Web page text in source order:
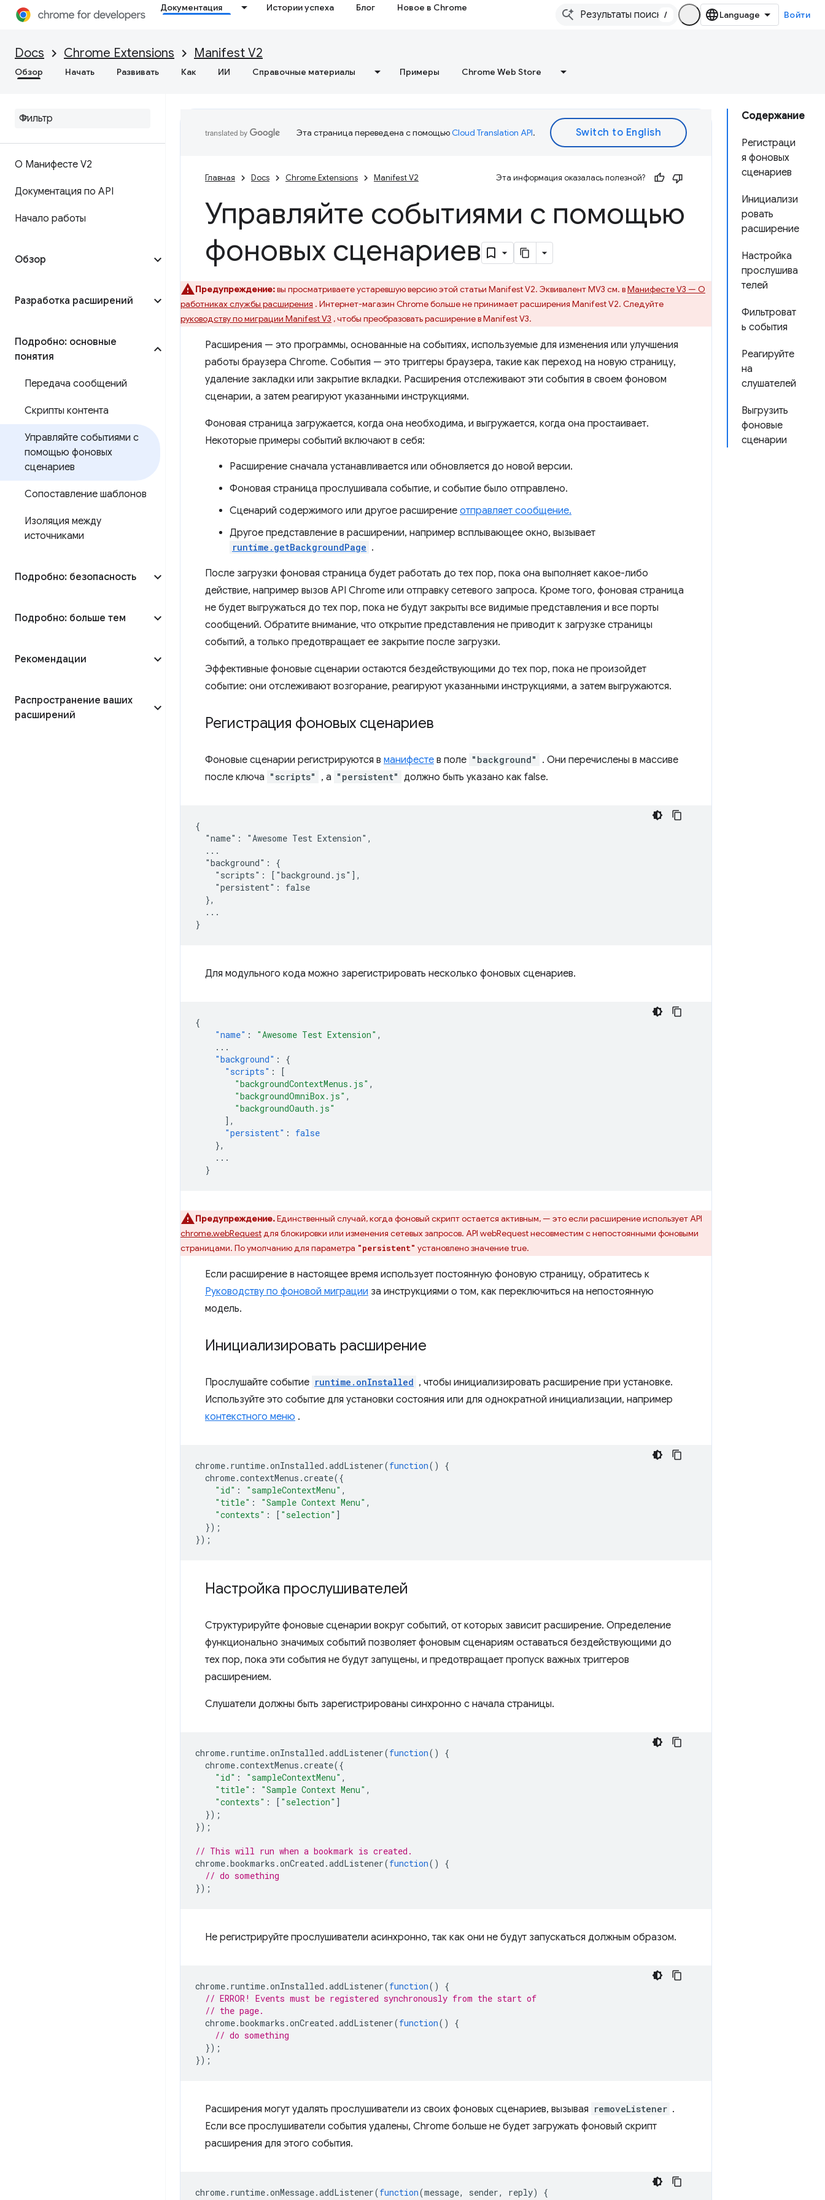
Документация Истории успеха Блог Новое в Chrome
/ Войти
Docs Chrome Extensions Manifest V2
Обзор Начать Развивать Как ИИ Справочные материалы Примеры Chrome Web Store
О Манифесте V2
Документация по API
Начало работы
Обзор
Разработка расширений
Подробно: основные
понятия
Передача сообщений
Скрипты контента
Управляйте событиями с
помощью фоновых
сценариев
Сопоставление шаблонов
Изоляция между
источниками
Подробно: безопасность
Подробно: больше тем
Рекомендации
Распространение ваших
расширений
Содержание
Регистраци
я фоновых
сценариев
Инициализи
ровать
расширение
Настройка
прослушива
телей
Фильтроват
ь события
Реагируйте
на
слушателей
Выгрузить
фоновые
сценарии
Эта страница переведена с помощьюCloud Translation API.
Главная Docs Chrome Extensions Manifest V2 Эта информация оказалась полезной?
Управляйте событиями с помощью
фоновых сценариев
Предупреждение:вы просматриваете устаревшую версию этой статьи Manifest V2. Эквивалент MV3 см. вМанифесте V3 — О
работниках службы расширения . Интернет-магазин Chrome больше не принимает расширения Manifest V2. Следуйте
руководству по миграции Manifest V3 , чтобы преобразовать расширение в Manifest V3.
Расширения — это программы, основанные на событиях, используемые для изменения или улучшения
работы браузера Chrome. События — это триггеры браузера, такие как переход на новую страницу,
удаление закладки или закрытие вкладки. Расширения отслеживают эти события в своем фоновом
сценарии, а затем реагируют указанными инструкциями.
Фоновая страница загружается, когда она необходима, и выгружается, когда она простаивает.
Некоторые примеры событий включают в себя:
Расширение сначала устанавливается или обновляется до новой версии.
Фоновая страница прослушивала событие, и событие было отправлено.
Сценарий содержимого или другое расширение отправляет сообщение.
Другое представление в расширении, например всплывающее окно, вызывает
runtime.getBackgroundPage .
После загрузки фоновая страница будет работать до тех пор, пока она выполняет какое-либо
действие, например вызов API Chrome или отправку сетевого запроса. Кроме того, фоновая страница
не будет выгружаться до тех пор, пока не будут закрыты все видимые представления и все порты
сообщений. Обратите внимание, что открытие представления не приводит к загрузке страницы
событий, а только предотвращает ее закрытие после загрузки.
Эффективные фоновые сценарии остаются бездействующими до тех пор, пока не произойдет
событие: они отслеживают возгорание, реагируют указанными инструкциями, а затем выгружаются.
Регистрация фоновых сценариев
Фоновые сценарии регистрируются в манифесте в поле "background"
. Они перечислены в массиве
после ключа "scripts" , а "persistent" должно быть указано как false.
{
  "name": "Awesome Test Extension",
  ...
  "background": {
    "scripts": ["background.js"],
    "persistent": false
  },
  ...
Для модульного кода можно зарегистрировать несколько фоновых сценариев.
{
"name" : "Awesome Test Extension" ,
...
"background" :
{
"scripts" :
[
"backgroundContextMenus.js" ,
"backgroundOmniBox.js" ,
"backgroundOauth.js"
],
"persistent" :
false
},
...
}
Предупреждение.Единственный случай, когда фоновый скрипт остается активным, — это если расширение использует API
chrome.webRequestдля блокировки или изменения сетевых запросов. API webRequest несовместим с непостоянными фоновыми
страницами. По умолчанию для параметра "persistent" установлено значение true.
Если расширение в настоящее время использует постоянную фоновую страницу, обратитесь к
Руководству по фоновой миграции за инструкциями о том, как переключиться на непостоянную
модель.
Инициализировать расширение
Прослушайте событие runtime.onInstalled , чтобы инициализировать расширение при установке.
Используйте это событие для установки состояния или для однократной инициализации, например
контекстного меню .
chrome. runtime.onInstalled .addListener(function()
{
chrome.contextMenus .create({
"id" : "sampleContextMenu" ,
"title" : "Sample Context Menu" ,
"contexts" : [ "selection" ]
});
});
Настройка прослушивателей
Структурируйте фоновые сценарии вокруг событий, от которых зависит расширение. Определение
функционально значимых событий позволяет фоновым сценариям оставаться бездействующими до
тех пор, пока эти события не будут запущены, и предотвращает пропуск важных триггеров
расширением.
Слушатели должны быть зарегистрированы синхронно с начала страницы.
chrome. runtime.onInstalled .addListener(function()
{
chrome.contextMenus .create({
"id" : "sampleContextMenu" ,
"title" : "Sample Context Menu" ,
"contexts" : [ "selection" ]
});
});
// This will run when a bookmark is created.
chrome.bookmarks .onCreated .addListener(function()
{
// do something
});
Не регистрируйте прослушиватели асинхронно, так как они не будут запускаться должным образом.
chrome. runtime.onInstalled .addListener(function()
{
// ERROR! Events must be registered synchronously from the start of
// the page.
chrome.bookmarks .onCreated .addListener(function()
{
// do something
});
});
Расширения могут удалять прослушиватели из своих фоновых сценариев, вызывая removeListener .
Если все прослушиватели события удалены, Chrome больше не будет загружать фоновый скрипт
расширения для этого события.
chrome. runtime.onMessage.addListener(function(message, sender, reply)
{